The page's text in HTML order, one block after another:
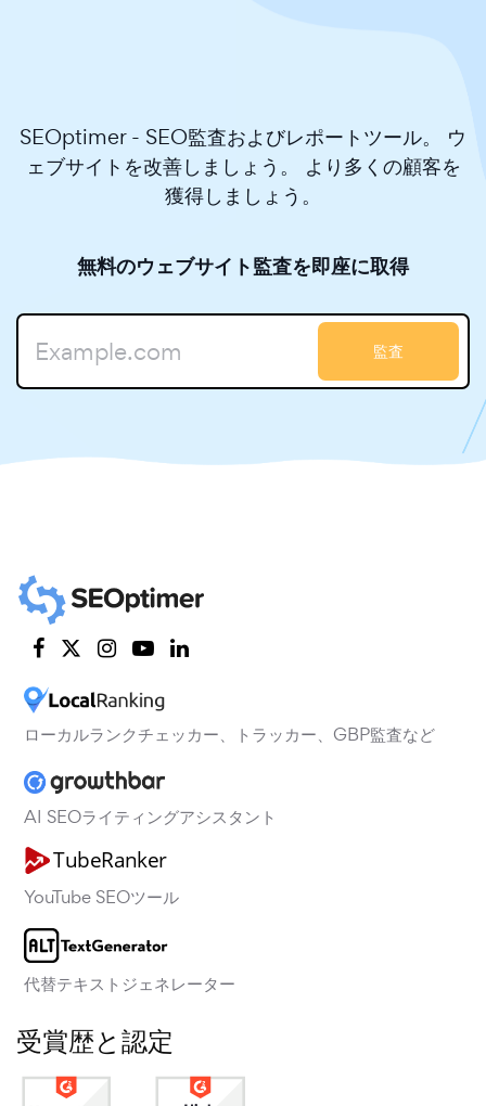
SEOptimer - SEO監査およびレポートツール。 ウ
ェブサイトを改善しましょう。 より多くの顧客を
獲得しましょう。
無料のウェブサイト監査を即座に取得
監査
ローカルランクチェッカー、トラッカー、GBP監査など
AI SEOライティングアシスタント
YouTube SEOツール
代替テキストジェネレーター
受賞歴と認定